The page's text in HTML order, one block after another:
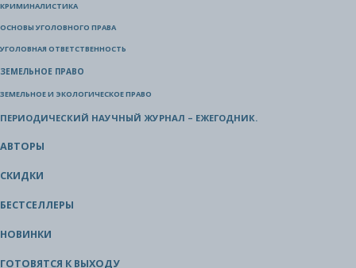
КРИМИНАЛИСТИКА
ОСНОВЫ УГОЛОВНОГО ПРАВА
УГОЛОВНАЯ ОТВЕТСТВЕННОСТЬ
ЗЕМЕЛЬНОЕ ПРАВО
ЗЕМЕЛЬНОЕ И ЭКОЛОГИЧЕСКОЕ ПРАВО
ПЕРИОДИЧЕСКИЙ НАУЧНЫЙ ЖУРНАЛ – ЕЖЕГОДНИК.
АВТОРЫ
СКИДКИ
БЕСТСЕЛЛЕРЫ
НОВИНКИ
ГОТОВЯТСЯ К ВЫХОДУ